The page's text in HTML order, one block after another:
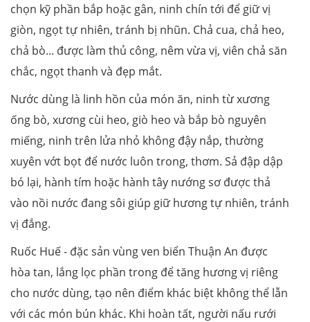
chọn kỹ phần bắp hoặc gân, ninh chín tới để giữ vị
giòn, ngọt tự nhiên, tránh bị nhũn. Chả cua, chả heo,
chả bò... được làm thủ công, nêm vừa vị, viên chả săn
chắc, ngọt thanh và đẹp mắt.
Nước dùng là linh hồn của món ăn, ninh từ xương
ống bò, xương cùi heo, giò heo và bắp bò nguyên
miếng, ninh trên lửa nhỏ không đậy nắp, thường
xuyên vớt bọt để nước luôn trong, thơm. Sả đập dập
bó lại, hành tím hoặc hành tây nướng sơ được thả
vào nồi nước đang sôi giúp giữ hương tự nhiên, tránh
vị đắng.
Ruốc Huế - đặc sản vùng ven biển Thuận An được
hòa tan, lắng lọc phần trong để tăng hương vị riêng
cho nước dùng, tạo nên điểm khác biệt không thể lẫn
với các món bún khác. Khi hoàn tất, người nấu rưới